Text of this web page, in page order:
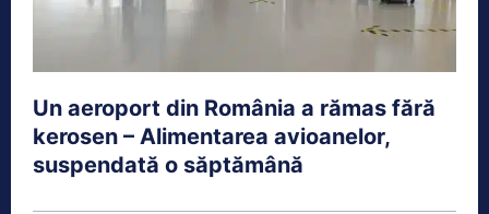
Un aeroport din România a rămas fără
kerosen – Alimentarea avioanelor,
suspendată o săptămână